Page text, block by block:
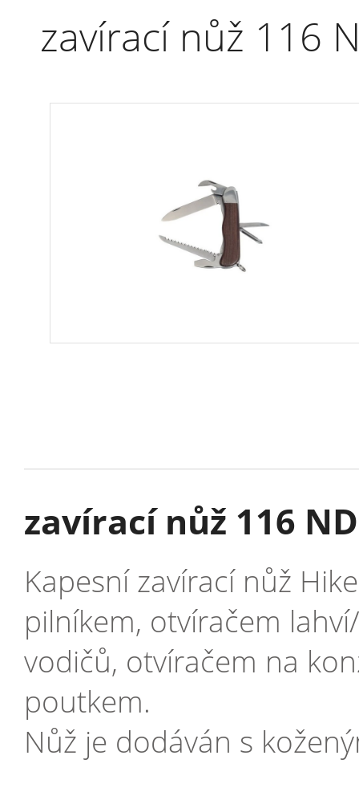
zavírací nůž 116
zavírací nůž 116
Kapesní zavírací nůž
pilníkem, otvíračem
vodičů, otvíračem na
poutkem.
Nůž je dodáván s